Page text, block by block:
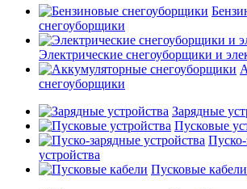
снегоуборщики
Электрические снегоуборщики и
снегоуборщики
Зарядные
Пусковые
устройства
Пусковые кабели